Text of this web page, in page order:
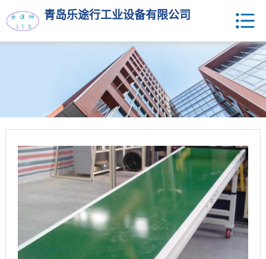
青岛乐途行工业设备有限公司